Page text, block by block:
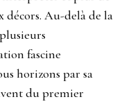
décors. Au-delà de la
fascine
horizons par sa
du premier